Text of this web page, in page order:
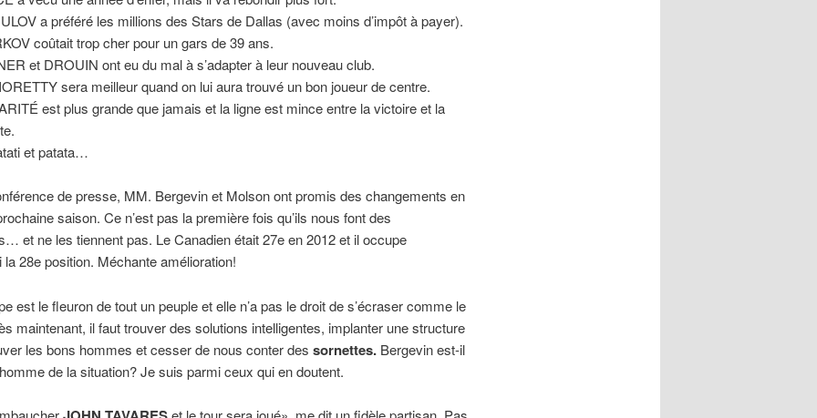
a préféré les millions des Stars de Dallas (avec moins d’impôt à payer).
coûtait trop cher pour un gars de 39 ans.
et DROUIN ont eu du mal à s’adapter à leur nouveau club.
sera meilleur quand on lui aura trouvé un bon joueur de centre.
est plus grande que jamais et la ligne est mince entre la victoire et la
et patata…
de presse, MM. Bergevin et Molson ont promis des changements en
saison. Ce n’est pas la première fois qu’ils nous font des
et ne les tiennent pas. Le Canadien était 27e en 2012 et il occupe
la 28e position. Méchante amélioration!
est le fleuron de tout un peuple et elle n’a pas le droit de s’écraser comme le
maintenant, il faut trouver des solutions intelligentes, implanter une structure
les bons hommes et cesser de nous conter des sornettes.Bergevin est-il
de la situation? Je suis parmi ceux qui en doutent.